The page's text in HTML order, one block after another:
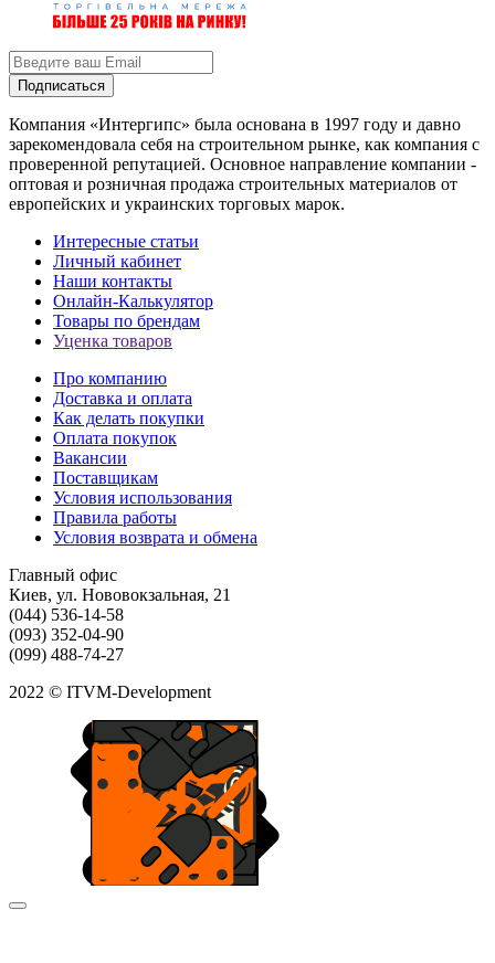
Подписаться
Компания «Интергипс» была основана в 1997 году и давно
зарекомендовала себя на строительном рынке, как компания с
проверенной репутацией. Основное направление компании -
оптовая и розничная продажа строительных материалов от
европейских и украинских торговых марок.
Интересные статьи
Личный кабинет
Наши контакты
Онлайн-Калькулятор
Товары по брендам
Уценка товаров
Про компанию
Доставка и оплата
Как делать покупки
Оплата покупок
Вакансии
Поставщикам
Условия использования
Правила работы
Условия возврата и обмена
Главный офис
Киев, ул. Нововокзальная, 21
(044) 536-14-58
(093) 352-04-90
(099) 488-74-27
2022 © ITVM-Development